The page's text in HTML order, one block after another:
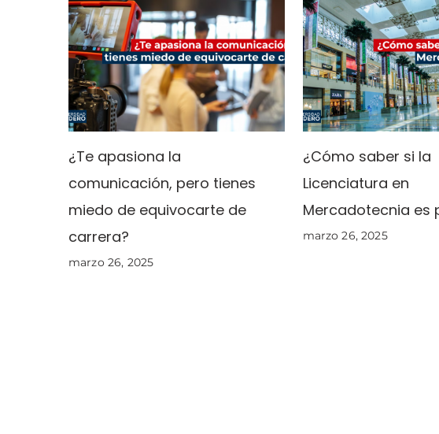
¿Te apasiona la
comunicación, pero tienes
miedo de equivocarte de
carrera?
marzo 26, 2025
¿Cómo saber si la
Licenciatura en
Mercadotecnia es
marzo 26, 2025